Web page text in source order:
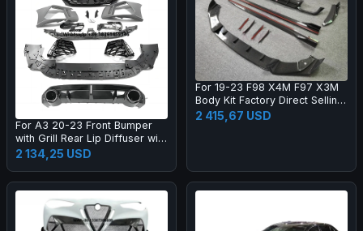
For A3 20-23 Front Bumper
with Grill Rear Lip Diffuser with
Muffler Tip Full RS3 Style
Body Kit
2 134,25 USD
For 19-23 F98 X4M F97 X3M
Body Kit Factory Direct Selling
Carbon Fiber AE Style Front
Bumper Edge Rear Diffuser
2 415,67 USD